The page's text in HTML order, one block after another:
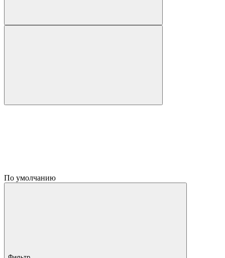
По умолчанию